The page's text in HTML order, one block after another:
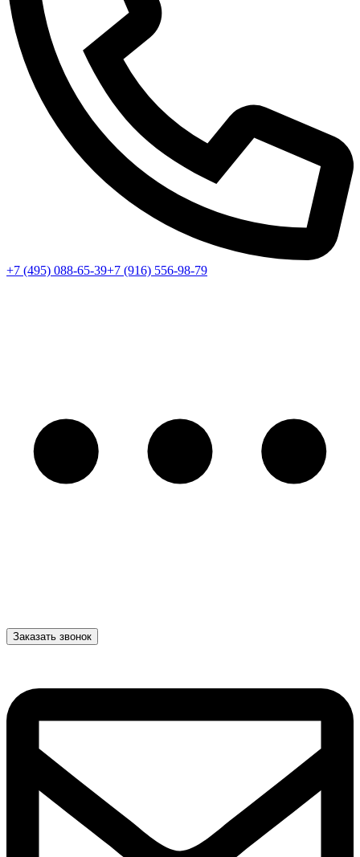
+7 (495) 088-65-39+7 (916) 556-98-79
Заказать звонок